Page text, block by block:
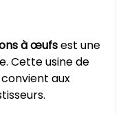
à œufsest une
Cette usine de
aux